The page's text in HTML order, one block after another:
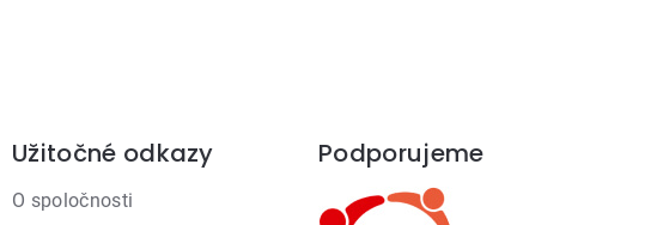
Užitočné odkazy
O spoločnosti
Podporujeme